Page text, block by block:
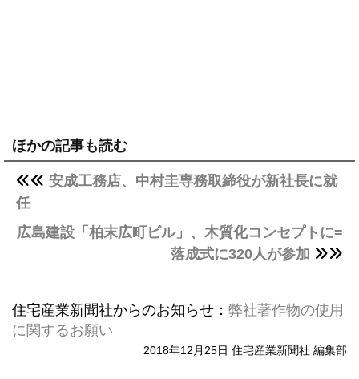
ほかの記事も読む
安成工務店、中村圭専務取締役が新社長に就
任
広島建設「柏末広町ビル」、木質化コンセプトに=
落成式に320人が参加
住宅産業新聞社からのお知らせ： 弊社著作物の使用
に関するお願い
2018年12月25日 住宅産業新聞社 編集部